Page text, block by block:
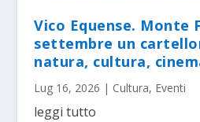
Vico Equense. Monte
settembre un
natura, cultura,
Lug 16, 2026 | Cultura, Eventi
leggi tutto